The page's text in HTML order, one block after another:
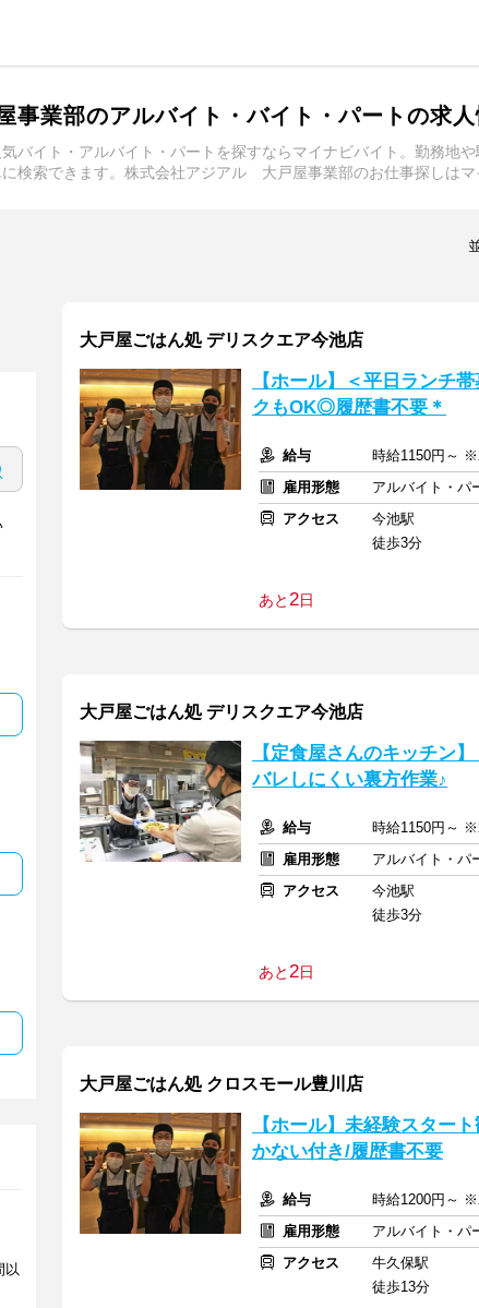
業部のアルバイト・バイト・パートの求人
イト・アルバイト・パートを探すならマイナビバイト。勤務地
検索できます。株式会社アジアル 大戸屋事業部のお仕事探しはマ
以
大戸屋ごはん処 デリスクエア今池店
【ホール】＜平日ランチ
クもOK◎履歴書不要＊
給与
時給1150円～
雇用形態
アルバイト・パ
アクセス
今池駅
徒歩3分
あと2日
大戸屋ごはん処 デリスクエア今池店
【定食屋さんのキッチン
バレしにくい裏方作業♪
給与
時給1150円～
雇用形態
アルバイト・パ
アクセス
今池駅
徒歩3分
あと2日
大戸屋ごはん処 クロスモール豊川店
【ホール】未経験スター
かない付き/履歴書不要
給与
時給1200円～
雇用形態
アルバイト・パ
アクセス
牛久保駅
徒歩13分